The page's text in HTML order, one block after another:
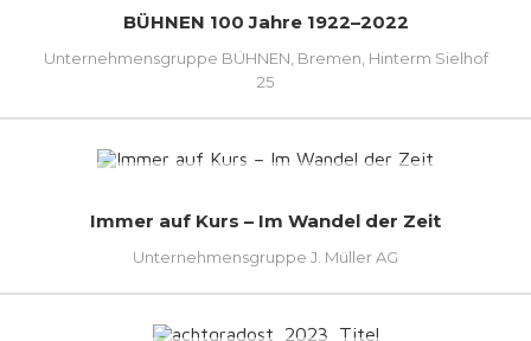
BÜHNEN 100 Jahre 1922–2022
Unternehmensgruppe BÜHNEN, Bremen, Hinterm Sielhof
25
Immer auf Kurs – Im Wandel der Zeit
Unternehmensgruppe J. Müller AG